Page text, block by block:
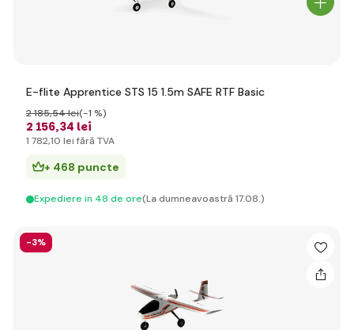
E-flite Apprentice STS 15 1.5m SAFE RTF Basic
2 156,34 lei
2 185,54 lei(-1 %)
1 782,10 lei fără TVA
+ 468 puncte
Expediere in 48 de ore(La dumneavoastră 17.08.)
-3%